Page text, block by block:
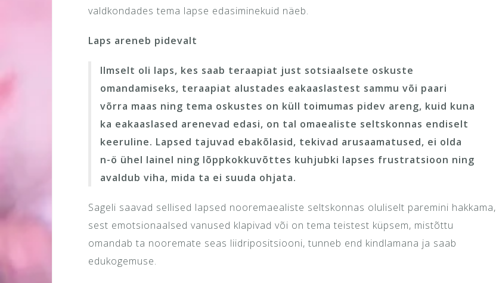
valdkondades tema lapse edasiminekuid näeb.
Laps areneb pidevalt
Ilmselt oli laps, kes saab teraapiat just sotsiaalsete oskuste
omandamiseks, teraapiat alustades eakaaslastest sammu või paari
võrra maas ning tema oskustes on küll toimumas pidev areng, kuid kuna
ka eakaaslased arenevad edasi, on tal omaealiste seltskonnas endiselt
keeruline. Lapsed tajuvad ebakõlasid, tekivad arusaamatused, ei olda
n-ö ühel lainel ning lõppkokkuvõttes kuhjubki lapses frustratsioon ning
avaldub viha, mida ta ei suuda ohjata.
Sageli saavad sellised lapsed nooremaealiste seltskonnas oluliselt paremini hakkama,
sest emotsionaalsed vanused klapivad või on tema teistest küpsem, mistõttu
omandab ta nooremate seas liidripositsiooni, tunneb end kindlamana ja saab
edukogemuse.